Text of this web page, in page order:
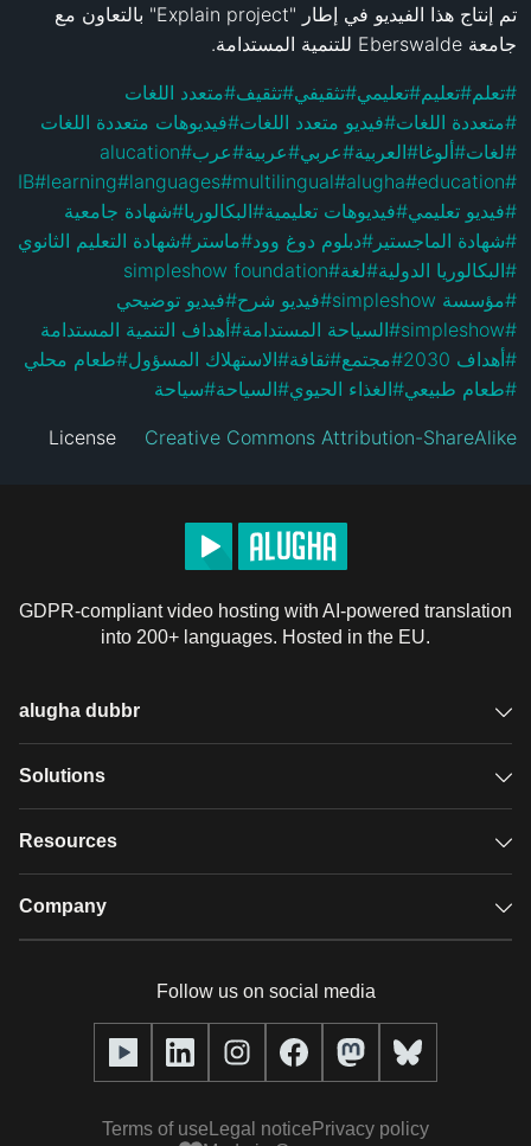
جامعة Eberswalde للتنمية المستدامة.
#تعلم#تعليم#تعليمي#تثقيفي#تثقيف#متعدد اللغات
#متعددة اللغات#فيديو متعدد اللغات#فيديوهات متعددة اللغات
#لغات#ألوغا#العربية#عربي#عربية#عرب#
alucation
#
education
#
alugha
#
multilingual
#
languages
#
learning
#
IB
#فيديو تعليمي#فيديوهات تعليمية#البكالوريا#شهادة جامعية
#شهادة الماجستير #دبلوم دوغ وود#ماستر #شهادة التعليم الثانوي
#البكالوريا الدولية#لغة#
simpleshow foundation
#مؤسسة simpleshow #فيديو شرح#فيديو توضيحي
#
simpleshow
#السياحة المستدامة#أهداف التنمية المستدامة
#أهداف 2030 #مجتمع#ثقافة#الاستهلاك المسؤول#طعام محلي
#طعام طبيعي#الغذاء الحيوي#السياحة#سياحة
License Creative Commons Attribution-ShareAlike
GDPR-compliant video hosting with AI-powered translation
into 200+ languages. Hosted in the EU.
alugha dubbr
Overview
Glossary
Solutions
GDPR video hosting
Resources
Case studies
alugha Academy
Company
Our team
Press (media kit)
Follow us on social media
Terms of use Legal notice Privacy policy